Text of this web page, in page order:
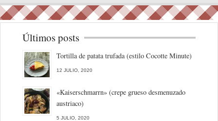
Últimos posts
Tortilla de patata trufada (estilo Cocotte Minute)
12 JULIO, 2020
«Kaiserschmarrn» (crepe grueso desmenuzado
austriaco)
5 JULIO, 2020